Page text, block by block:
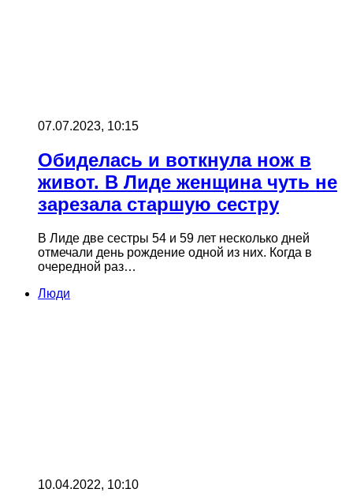
07.07.2023, 10:15
Обиделась и воткнула нож в
живот. В Лиде женщина чуть не
зарезала старшую сестру
В Лиде две сестры 54 и 59 лет несколько дней
отмечали день рождение одной из них. Когда в
очередной раз…
Люди
10.04.2022, 10:10